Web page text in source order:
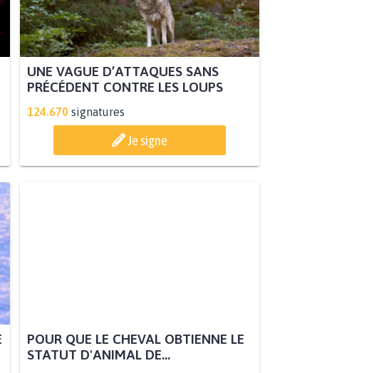
UNE VAGUE D’ATTAQUES SANS
PRÉCÉDENT CONTRE LES LOUPS
124.670 signatures
Je signe
POUR QUE LE CHEVAL OBTIENNE LE
STATUT D'ANIMAL DE...